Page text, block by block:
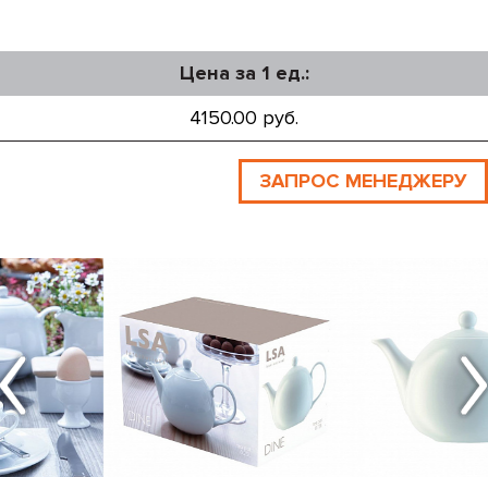
Цена за 1 ед.:
4150.00 руб.
ЗАПРОС МЕНЕДЖЕРУ